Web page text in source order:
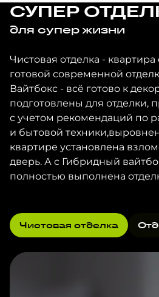
СУПЕР
для супер жизни
Чистовая отделка -
готовой современной
Вайтбокс - всё готово к
подготовлены для отделки,
с учетом рекомендаций по
и бытовой
квартире установлена
дверь. А с Гибридный
полностью выполнена
Чистовая отделка